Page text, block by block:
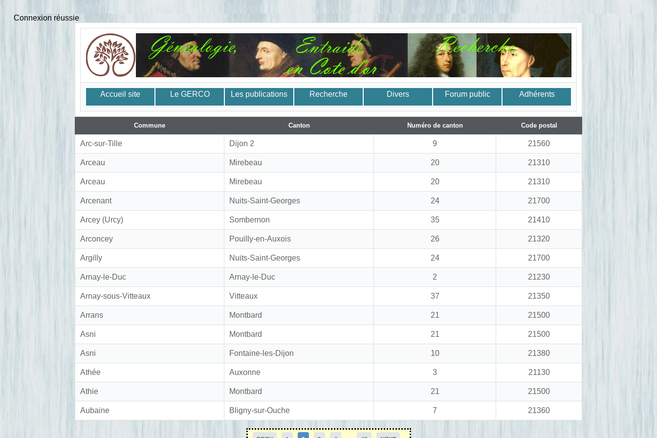
Connexion réussie
Accueil site Le GERCO Les publications Recherche Divers Forum public Adhérents
Commune Canton Numéro de canton Code postal
Arc-sur-Tille Dijon 2 9 21560
Arceau Mirebeau 20 21310
Arceau Mirebeau 20 21310
Arcenant Nuits-Saint-Georges 24 21700
Arcey (Urcy) Sombernon 35 21410
Arconcey Pouilly-en-Auxois 26 21320
Argilly Nuits-Saint-Georges 24 21700
Arnay-le-Duc Arnay-le-Duc 2 21230
Arnay-sous-Vitteaux Vitteaux 37 21350
Arrans Montbard 21 21500
Asni Montbard 21 21500
Asni Fontaine-les-Dijon 10 21380
Athée Auxonne 3 21130
Athie Montbard 21 21500
Aubaine Bligny-sur-Ouche 7 21360